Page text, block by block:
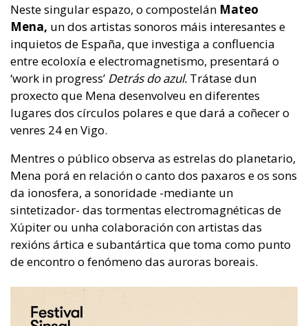
Neste singular espazo, o compostelán Mateo
Mena, un dos artistas sonoros máis interesantes e
inquietos de España, que investiga a confluencia
entre ecoloxía e electromagnetismo, presentará o
‘work in progress’ Detrás do azul. Trátase dun
proxecto que Mena desenvolveu en diferentes
lugares dos círculos polares e que dará a coñecer o
venres 24 en Vigo.
Mentres o público observa as estrelas do planetario,
Mena porá en relación o canto dos paxaros e os sons
da ionosfera, a sonoridade -mediante un
sintetizador- das tormentas electromagnéticas de
Xúpiter ou unha colaboración con artistas das
rexións ártica e subantártica que toma como punto
de encontro o fenómeno das auroras boreais.